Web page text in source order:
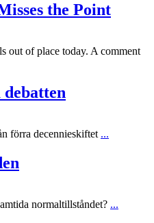
the Point
out of place today. A comment
förra decennieskiftet ...
normaltillståndet? ...